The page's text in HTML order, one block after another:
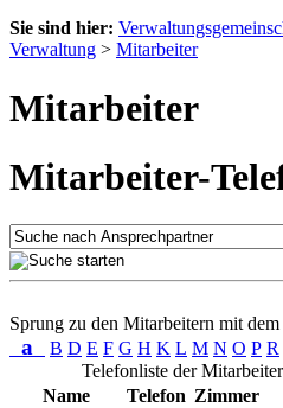
Sie sind hier:
Verwaltung > Mitarbeiter
Mitarbeiter
Mitarbeiter-
Sprung zu den Mitarbeitern mit
a B D E F G H K L M N O P R
Telefonliste der
Name
Telefon Zimmer